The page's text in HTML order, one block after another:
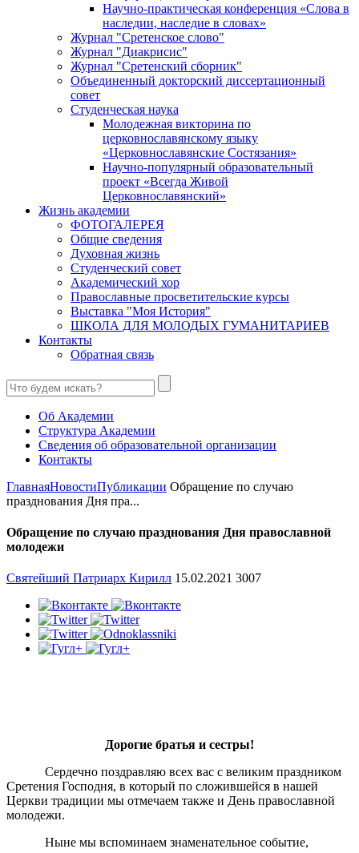
Научно-практическая конференция «Cлова в
наследии, наследие в словах»
Журнал "Сретенское слово"
Журнал "Диакрисис"
Журнал "Сретенский сборник"
Объединенный докторский диссертационный
совет
Студенческая наука
Молодежная викторина по
церковнославянскому языку
«Церковнославянские Состязания»
Научно-популярный образовательный
проект «Всегда Живой
Церковнославянский»
Жизнь академии
ФОТОГАЛЕРЕЯ
Общие сведения
Духовная жизнь
Студенческий совет
Академический хор
Православные просветительские курсы
Выставка "Моя История"
ШКОЛА ДЛЯ МОЛОДЫХ ГУМАНИТАРИЕВ
Контакты
Обратная связь
Об Академии
Структура Академии
Сведения об образовательной организации
Контакты
ГлавнаяНовостиПубликации Обращение по случаю
празднования Дня пра...
Обращение по случаю празднования Дня православной
молодежи
Святейший Патриарх Кирилл 15.02.2021 3007
Дорогие братья и сестры!
Сердечно поздравляю всех вас с великим праздником
Сретения Господня, в который по сложившейся в нашей
Церкви традиции мы отмечаем также и День православной
молодежи.
Ныне мы вспоминаем знаменательное событие,